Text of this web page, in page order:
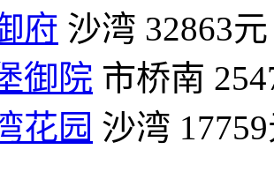
府 沙湾 32863元
御院 市桥南
花园 沙湾